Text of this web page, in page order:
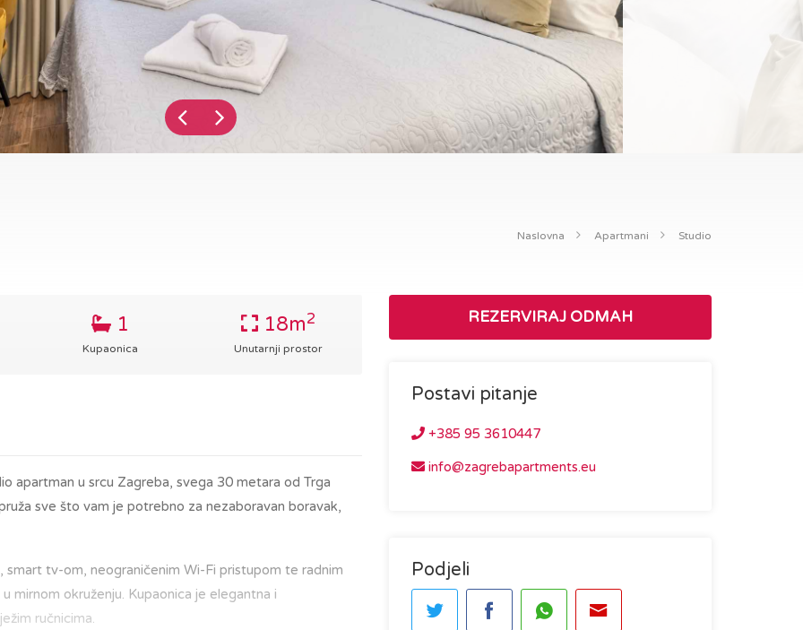
Naslovna Apartmani Studio
REZERVIRAJ ODMAH
Postavi pitanje
+385 95 3610447
info@zagrebapartments.eu
Podjeli
1
Kupaonica
18m2
Unutarnji prostor
apartman u srcu Zagreba, svega 30 metara od Trga
sve što vam je potrebno za nezaboravan boravak,
tv-om, neograničenim Wi-Fi pristupom te radnim
mirnom okruženju. Kupaonica je elegantna i
ručnicima.